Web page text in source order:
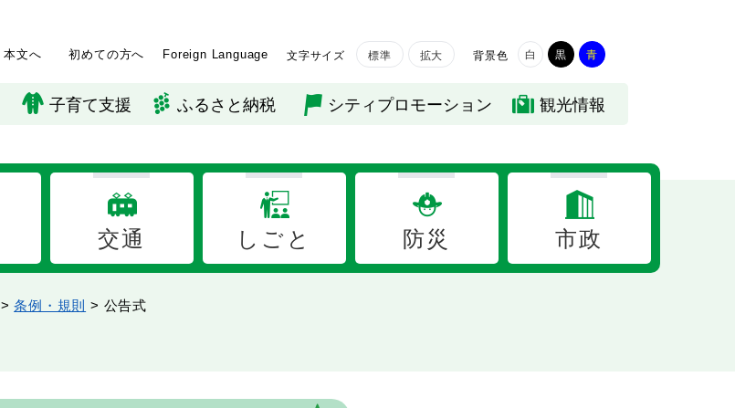
本文へ 初めての方へ Foreign Language 文字サイズ 標準 拡大 背景色 白 黒 青
子育て支援 ふるさと納税 シティプロモーション 観光情報
交通 しごと 防災 市政
>条例・規則 > 公告式